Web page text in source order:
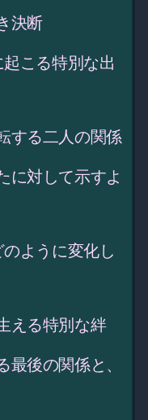
決断
こる特別な出
する二人の関係
に対して示すよ
ように変化し
える特別な絆
後の関係と、